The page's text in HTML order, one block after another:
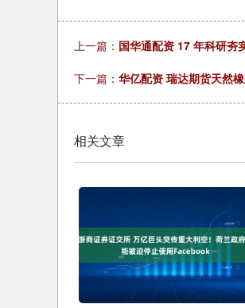
上一篇： 国华通配资 17 年科研夯
下一篇： 华亿配资 瑞达期货天然
相关文章